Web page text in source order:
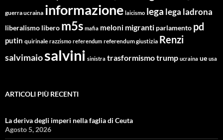
guerra ucraina informazione laicismo lega lega ladrona
liberalismo libero m5s mafia meloni migranti parlamento pd
putin quirinale razzismo referendum referendum giustizia Renzi
salvimaiosalvini sinistra trasformismotrump ucraina ue usa
ARTICOLI PIÙ RECENTI
La deriva degli imperi nella faglia di Ceuta
Agosto 5, 2026